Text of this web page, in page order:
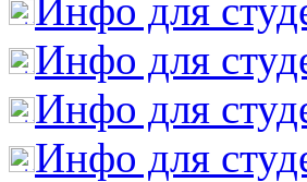
Инфо для
Инфо для
Инфо для
Инфо для